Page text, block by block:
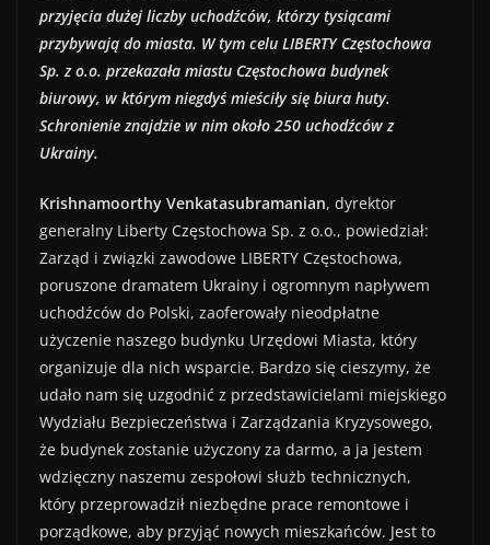
przyjęcia dużej liczby uchodźców, którzy tysiącami
przybywają do miasta. W tym celu LIBERTY Częstochowa
Sp. z o.o. przekazała miastu Częstochowa budynek
biurowy, w którym niegdyś mieściły się biura huty.
Schronienie znajdzie w nim około 250 uchodźców z
Ukrainy.
Krishnamoorthy Venkatasubramanian, dyrektor
generalny Liberty Częstochowa Sp. z o.o., powiedział:
Zarząd i związki zawodowe LIBERTY Częstochowa,
poruszone dramatem Ukrainy i ogromnym napływem
uchodźców do Polski, zaoferowały nieodpłatne
użyczenie naszego budynku Urzędowi Miasta, który
organizuje dla nich wsparcie. Bardzo się cieszymy, że
udało nam się uzgodnić z przedstawicielami miejskiego
Wydziału Bezpieczeństwa i Zarządzania Kryzysowego,
że budynek zostanie użyczony za darmo, a ja jestem
wdzięczny naszemu zespołowi służb technicznych,
który przeprowadził niezbędne prace remontowe i
porządkowe, aby przyjąć nowych mieszkańców. Jest to